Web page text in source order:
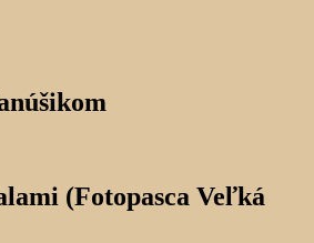
(Fotopasca Veľká